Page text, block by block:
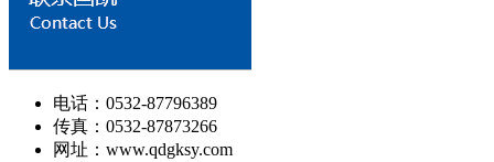
电话：0532-87796389
传真：0532-87873266
网址：www.qdgksy.com